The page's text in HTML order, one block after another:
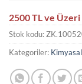
2500 TL ve
Stok kodu:
Kategoriler: